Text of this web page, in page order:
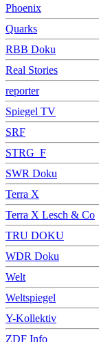
Phoenix
Quarks
RBB Doku
Real Stories
reporter
Spiegel TV
SRF
STRG_F
SWR Doku
Terra X
Terra X Lesch & Co
TRU DOKU
WDR Doku
Welt
Weltspiegel
Y-Kollektiv
ZDF Info